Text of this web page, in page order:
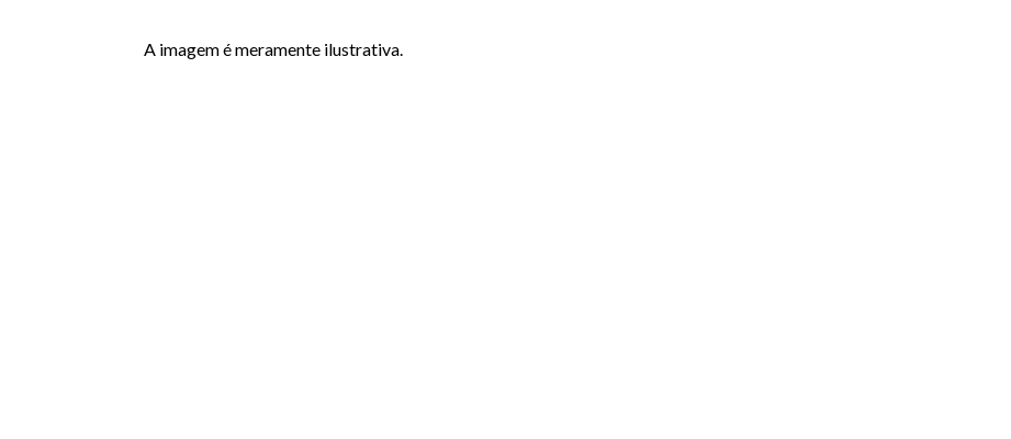
A imagem é meramente ilustrativa.